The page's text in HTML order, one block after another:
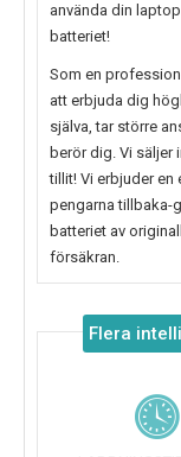
använda din
batteriet!
Som en
att erbjuda dig
själva, tar större
berör dig. Vi säljer
tillit! Vi erbjuder
pengarna tillbaka-
batteriet av
försäkran.
Flera